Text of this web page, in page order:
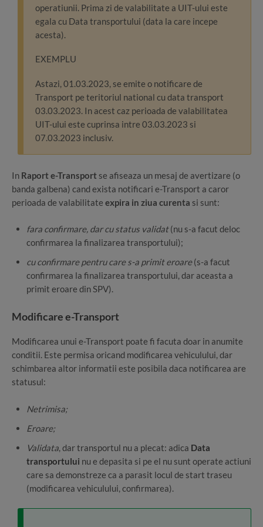
operatiunii. Prima zi de valabilitate a UIT-ului este
egala cu Data transportului (data la care incepe
acesta).
EXEMPLU
Astazi, 01.03.2023, se emite o notificare de
Transport pe teritoriul national cu data transport
03.03.2023. In acest caz perioada de valabilitatea
UIT-ului este cuprinsa intre 03.03.2023 si
07.03.2023 inclusiv.
In Raport e-Transport se afiseaza un mesaj de avertizare (o
banda galbena) cand exista notificari e-Transport a caror
perioada de valabilitate expira in ziua curenta si sunt:
fara confirmare, dar cu status validat(nu s-a facut deloc
confirmarea la finalizarea transportului);
cu confirmare pentru care s-a primit eroare(s-a facut
confirmarea la finalizarea transportului, dar aceasta a
primit eroare din SPV).
Modificare e-Transport
Modificarea unui e-Transport poate fi facuta doar in anumite
conditii. Este permisa oricand modificarea vehiculului, dar
schimbarea altor informatii este posibila daca notificarea are
statusul:
Netrimisa;
Eroare;
Validata , dar transportul nu a plecat: adica Data
transportului nu e depasita si pe el nu sunt operate actiuni
care sa demonstreze ca a parasit locul de start traseu
(modificarea vehiculului, confirmarea).